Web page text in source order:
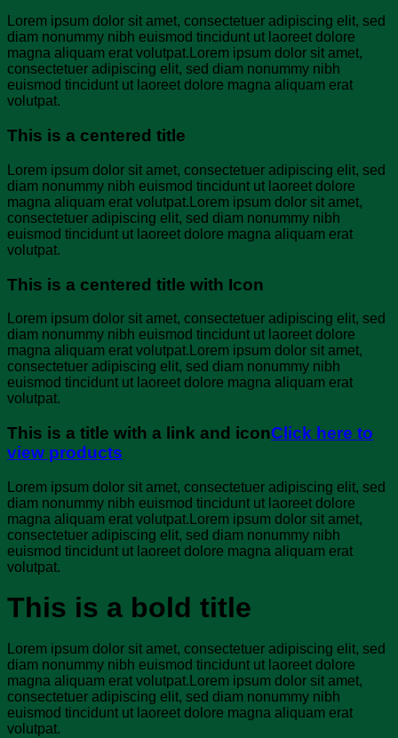
Lorem ipsum dolor sit amet, consectetuer adipiscing elit, sed
diam nonummy nibh euismod tincidunt ut laoreet dolore
magna aliquam erat volutpat.Lorem ipsum dolor sit amet,
consectetuer adipiscing elit, sed diam nonummy nibh
euismod tincidunt ut laoreet dolore magna aliquam erat
volutpat.
This is a centered title
Lorem ipsum dolor sit amet, consectetuer adipiscing elit, sed
diam nonummy nibh euismod tincidunt ut laoreet dolore
magna aliquam erat volutpat.Lorem ipsum dolor sit amet,
consectetuer adipiscing elit, sed diam nonummy nibh
euismod tincidunt ut laoreet dolore magna aliquam erat
volutpat.
This is a centered title with Icon
Lorem ipsum dolor sit amet, consectetuer adipiscing elit, sed
diam nonummy nibh euismod tincidunt ut laoreet dolore
magna aliquam erat volutpat.Lorem ipsum dolor sit amet,
consectetuer adipiscing elit, sed diam nonummy nibh
euismod tincidunt ut laoreet dolore magna aliquam erat
volutpat.
This is a title with a link and iconClick here to
view products
Lorem ipsum dolor sit amet, consectetuer adipiscing elit, sed
diam nonummy nibh euismod tincidunt ut laoreet dolore
magna aliquam erat volutpat.Lorem ipsum dolor sit amet,
consectetuer adipiscing elit, sed diam nonummy nibh
euismod tincidunt ut laoreet dolore magna aliquam erat
volutpat.
This is a bold title
Lorem ipsum dolor sit amet, consectetuer adipiscing elit, sed
diam nonummy nibh euismod tincidunt ut laoreet dolore
magna aliquam erat volutpat.Lorem ipsum dolor sit amet,
consectetuer adipiscing elit, sed diam nonummy nibh
euismod tincidunt ut laoreet dolore magna aliquam erat
volutpat.